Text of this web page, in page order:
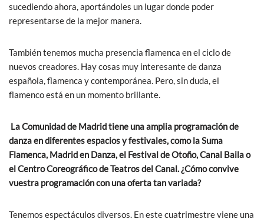
sucediendo ahora, aportándoles un lugar donde poder
representarse de la mejor manera.
También tenemos mucha presencia flamenca en el ciclo de
nuevos creadores. Hay cosas muy interesante de danza
española, flamenca y contemporánea. Pero, sin duda, el
flamenco está en un momento brillante.
La Comunidad de Madrid tiene una amplia programación de
danza en diferentes espacios y festivales, como la Suma
Flamenca, Madrid en Danza, el Festival de Otoño, Canal Baila o
el Centro Coreográfico de Teatros del Canal. ¿Cómo convive
vuestra programación con una oferta tan variada?
Tenemos espectáculos diversos. En este cuatrimestre viene una